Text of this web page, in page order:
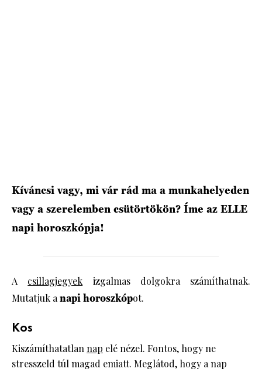
Kíváncsi vagy, mi vár rád ma a munkahelyeden
vagy a szerelemben csütörtökön? Íme az ELLE
napi horoszkópja!
A csillagjegyek izgalmas dolgokra számíthatnak.
Mutatjuk anapi horoszkópot.
Kos
Kiszámíthatatlannap elé nézel. Fontos, hogy ne
stresszeld túl magad emiatt. Meglátod, hogy a nap